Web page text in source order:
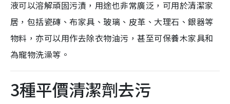
液可以溶解頑固污漬，用途也非常廣泛，可用於清潔家
居，包括瓷磚、布家具、玻璃、皮革、大理石、銀器等
物料，亦可以用作去除衣物油污，甚至可保養木家具和
為寵物洗澡等。
3種平價清潔劑去污